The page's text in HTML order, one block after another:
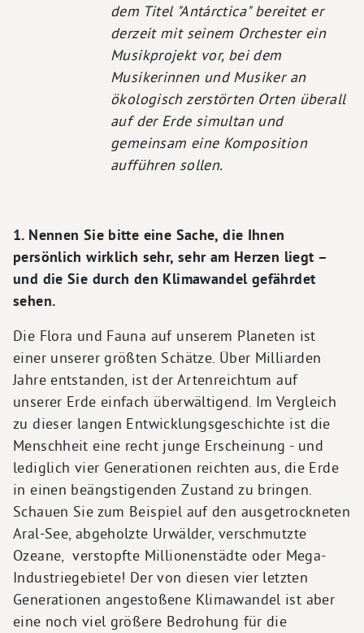
dem Titel "Antárctica" bereitet er
derzeit mit seinem Orchester ein
Musikprojekt vor, bei dem
Musikerinnen und Musiker an
ökologisch zerstörten Orten überall
auf der Erde simultan und
gemeinsam eine Komposition
aufführen sollen.
1. Nennen Sie bitte eine Sache, die Ihnen
persönlich wirklich sehr, sehr am Herzen liegt –
und die Sie durch den Klimawandel gefährdet
sehen.
Die Flora und Fauna auf unserem Planeten ist
einer unserer größten Schätze. Über Milliarden
Jahre entstanden, ist der Artenreichtum auf
unserer Erde einfach überwältigend. Im Vergleich
zu dieser langen Entwicklungsgeschichte ist die
Menschheit eine recht junge Erscheinung - und
lediglich vier Generationen reichten aus, die Erde
in einen beängstigenden Zustand zu bringen.
Schauen Sie zum Beispiel auf den ausgetrockneten
Aral-See, abgeholzte Urwälder, verschmutzte
Ozeane, verstopfte Millionenstädte oder Mega-
Industriegebiete! Der von diesen vier letzten
Generationen angestoßene Klimawandel ist aber
eine noch viel größere Bedrohung für die